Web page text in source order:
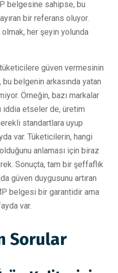
belgesine sahipse, bu
bir referans oluyor.
her şeyin yolunda
güven vermesinin
belgenin arkasında yatan
Örneğin, bazı markalar
iddia etseler de, üretim
standartlara uyup
var. Tüketicilerin, hangi
anlaması için biraz
Sonuçta, tam bir şeffaflık
güven duygusunu artıran
belgesi bir garantidir ama
var.
Sorular